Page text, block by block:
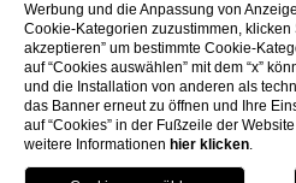
P.IVA
CIR: 017067-
CIN:
Werbung und die Anpassung von
Cookie-Kategorien zuzustimmen, klicken
akzeptieren” um bestimmte Cookie-
auf “Cookies auswählen” mit dem “x”
und die Installation von anderen als
das Banner erneut zu öffnen und Ihre
auf “Cookies” in der Fußzeile der
weitere Informationen hier klicken.